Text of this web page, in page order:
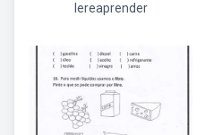
lereaprender